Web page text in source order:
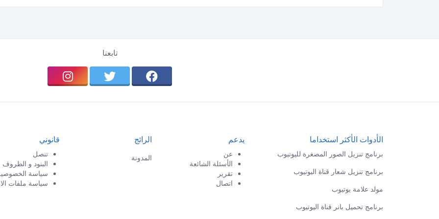
تابعنا
الأدوات الأكثر استخداما
برنامج تنزيل الصور المصغرة لليوتيوب
برنامج تنزيل شعار قناة اليوتيوب
مولد علامة يوتيوب
برنامج تحميل بانر قناة اليوتيوب
يدعم
عن
الأسئلة الشائعة
تقرير
اتصال
الرائج
المدونة
قانوني
تنصل
البنود و الظروف
سياسة
سياسة ملفات